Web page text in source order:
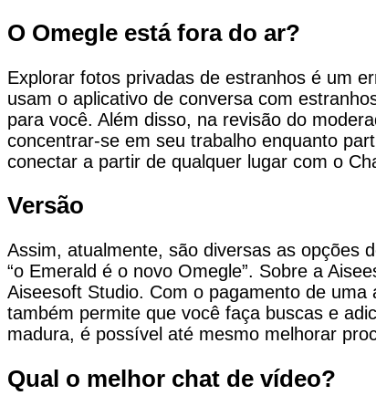
O Omegle está fora do ar?
Explorar fotos privadas de estranhos é um
usam o aplicativo de conversa com
para você. Além disso, na revisão do
concentrar-se em seu trabalho enquanto
conectar a partir de qualquer lugar com o
Versão
Assim, atualmente, são diversas as opções
“o Emerald é o novo Omegle”. Sobre a
Aiseesoft Studio. Com o pagamento de
também permite que você faça buscas e
madura, é possível até mesmo melhorar
Qual o melhor chat de vídeo?